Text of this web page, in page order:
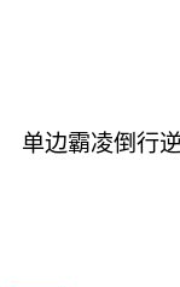
单边霸凌倒行